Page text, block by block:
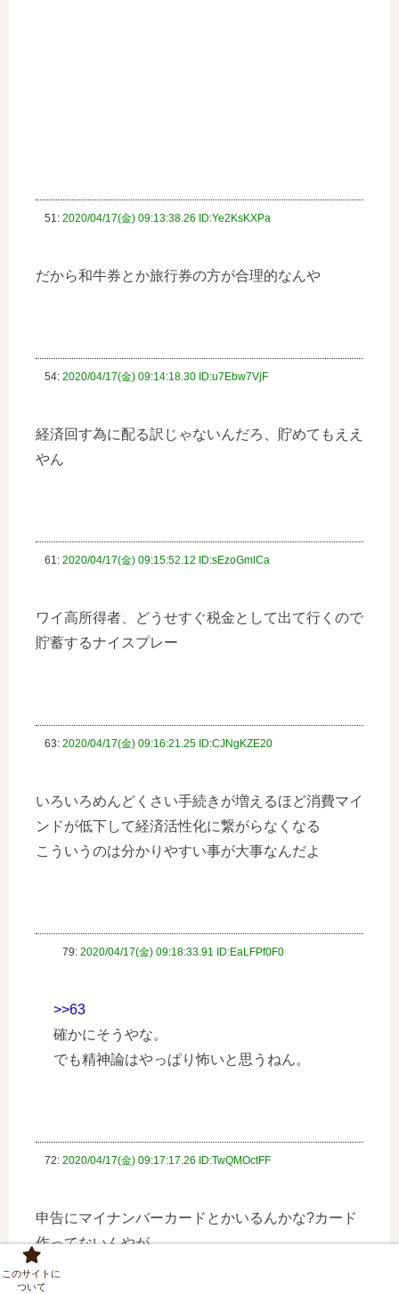
51: 2020/04/17(金) 09:13:38.26 ID:Ye2KsKXPa
だから和牛券とか旅行券の方が合理的なんや
54: 2020/04/17(金) 09:14:18.30 ID:u7Ebw7VjF
経済回す為に配る訳じゃないんだろ、貯めてもええ
やん
61: 2020/04/17(金) 09:15:52.12 ID:sEzoGmlCa
ワイ高所得者、どうせすぐ税金として出て行くので
貯蓄するナイスプレー
63: 2020/04/17(金) 09:16:21.25 ID:CJNgKZE20
いろいろめんどくさい手続きが増えるほど消費マイ
ンドが低下して経済活性化に繋がらなくなる
こういうのは分かりやすい事が大事なんだよ
79: 2020/04/17(金) 09:18:33.91 ID:EaLFPf0F0
>>63
確かにそうやな。
でも精神論はやっぱり怖いと思うねん。
72: 2020/04/17(金) 09:17:17.26 ID:TwQMOctFF
申告にマイナンバーカードとかいるんかな?カード
作ってないんやが。
このサイトに
ついて